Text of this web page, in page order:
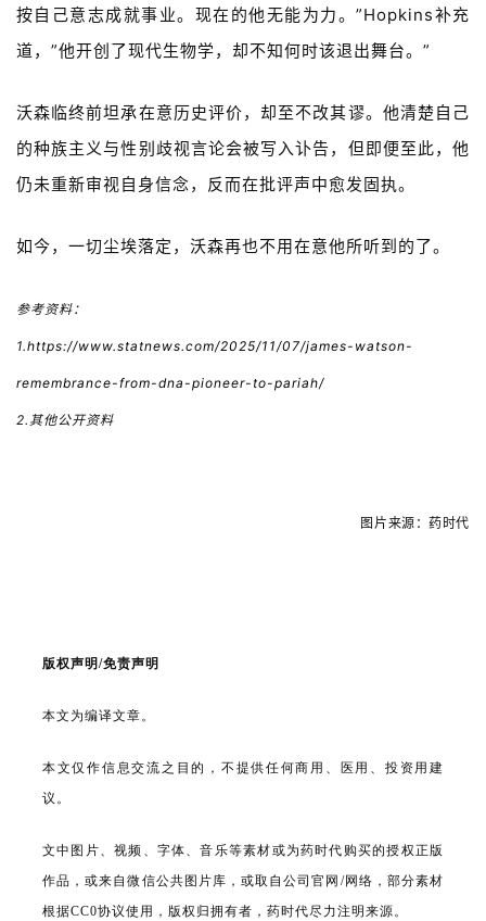
按自己意志成就事业。现在的他无能为力。”Hopkins补充
道，”他开创了现代生物学，却不知何时该退出舞台。”
沃森临终前坦承在意历史评价，却至不改其谬。 他清楚自己
的种族主义与性别歧视言论会被写入讣告， 但即便至此，他
仍未重新审视自身信念，反而在批评声中愈发固执。
如今，一切尘埃落定， 沃森再也不用在意他所听到的了。
参考资料：
1.https://www.statnews.com/2025/11/07/james-watson-
remembrance-from-dna-pioneer-to-pariah/
2.其他公开资料
图片来源：药时代
版权声明/免责声明
本文为编译文章。
本文仅作信息交流之目的，不提供任何商用、医用、投资用建
议。
文中图片、视频、字体、音乐等素材或为药时代购买的授权正版
作品，或来自微信公共图片库，或取自公司官网/网络，部分素材
根据CC0协议使用，版权归拥有者，药时代尽力注明来源。